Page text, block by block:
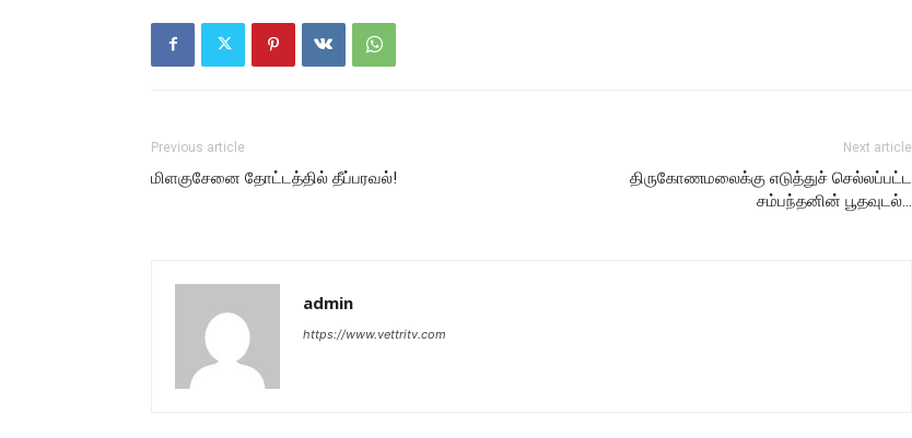
Previous article
மிளகுசேனை தோட்டத்தில் தீப்பரவல்!
Next article
திருகோணமலைக்கு எடுத்துச் செல்லப்பட்ட
சம்பந்தனின் பூதவுடல்…
admin
https://www.vettritv.com